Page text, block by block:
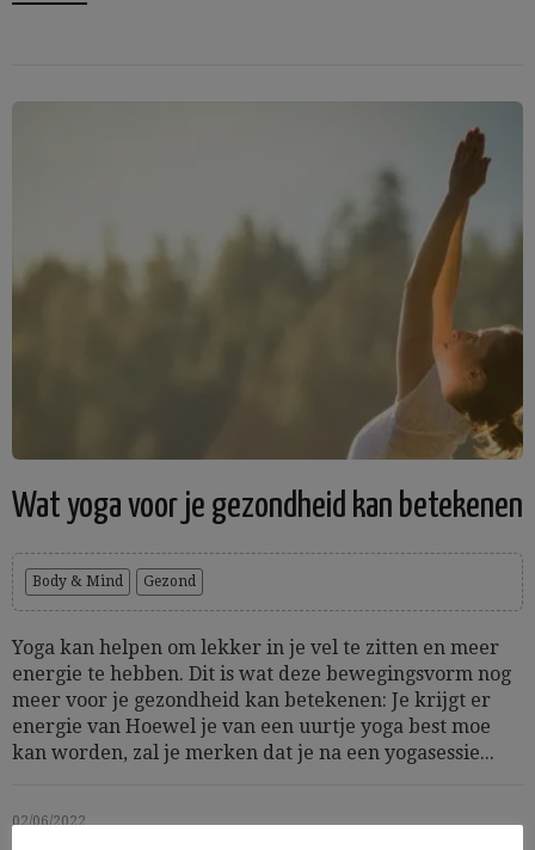
Wat yoga voor je gezondheid kan betekenen
Body & Mind Gezond
Yoga kan helpen om lekker in je vel te zitten en meer
energie te hebben. Dit is wat deze bewegingsvorm nog
meer voor je gezondheid kan betekenen: Je krijgt er
energie van Hoewel je van een uurtje yoga best moe
kan worden, zal je merken dat je na een yogasessie...
02/06/2022